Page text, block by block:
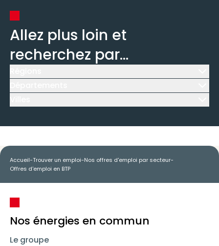
Allez plus loin et
recherchez par...
Accueil-Trouver un emploi-Nos offres d'emploi par secteur-
Offres d'emploi en BTP
Nos énergies en commun
Le groupe